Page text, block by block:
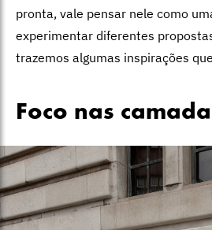
pronta, vale pensar nele como
experimentar diferentes
trazemos algumas inspirações
Foco nas